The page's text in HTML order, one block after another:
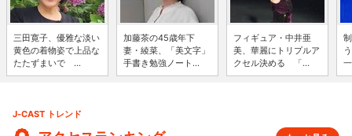
三田寛子、優雅な淡い
黄色の着物姿で上品な
たたずまいで ...
加藤茶の45歳年下
妻・綾菜、「美文字」
手書き勉強ノート...
フィギュア・中井亜
美、華麗にトリプルア
クセル決める 「...
J-CAST トレンド